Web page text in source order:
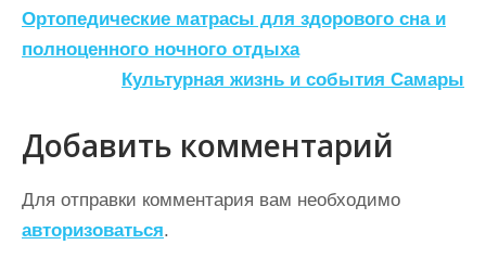
Н
а
и
г
а
ц
Ортопедические матрасы для здорового сна и
полноценного ночного отдыха
Культурная жизнь и события Самары
Добавить комментарий
Для отправки комментария вам необходимо
авторизоваться.